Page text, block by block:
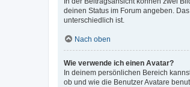
deinen Status im Forum angeben.
unterschiedlich ist.
Nach oben
Wie verwende ich einen Avatar?
In deinem persönlichen Bereich
ob und wie die Benutzer Avatare